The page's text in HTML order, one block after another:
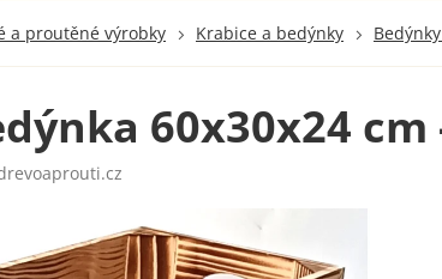
a proutěné výrobky Krabice a bedýnky
60x30x24